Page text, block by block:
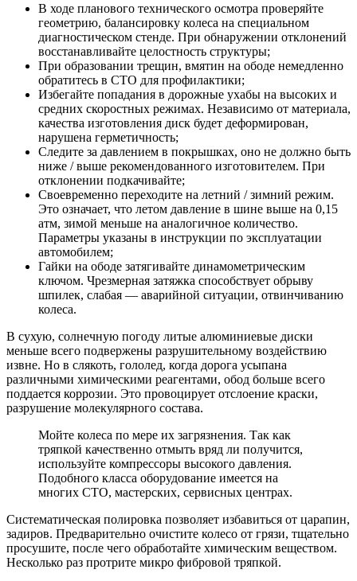
В ходе планового технического осмотра проверяйте
геометрию, балансировку колеса на специальном
диагностическом стенде. При обнаружении отклонений
восстанавливайте целостность структуры;
При образовании трещин, вмятин на ободе немедленно
обратитесь в СТО для профилактики;
Избегайте попадания в дорожные ухабы на высоких и
средних скоростных режимах. Независимо от материала,
качества изготовления диск будет деформирован,
нарушена герметичность;
Следите за давлением в покрышках, оно не должно быть
ниже / выше рекомендованного изготовителем. При
отклонении подкачивайте;
Своевременно переходите на летний / зимний режим.
Это означает, что летом давление в шине выше на 0,15
атм, зимой меньше на аналогичное количество.
Параметры указаны в инструкции по эксплуатации
автомобилем;
Гайки на ободе затягивайте динамометрическим
ключом. Чрезмерная затяжка способствует обрыву
шпилек, слабая — аварийной ситуации, отвинчиванию
колеса.
В сухую, солнечную погоду литые алюминиевые диски
меньше всего подвержены разрушительному воздействию
извне. Но в слякоть, гололед, когда дорога усыпана
различными химическими реагентами, обод больше всего
поддается коррозии. Это провоцирует отслоение краски,
разрушение молекулярного состава.
Мойте колеса по мере их загрязнения. Так как
тряпкой качественно отмыть вряд ли получится,
используйте компрессоры высокого давления.
Подобного класса оборудование имеется на
многих СТО, мастерских, сервисных центрах.
Систематическая полировка позволяет избавиться от царапин,
задиров. Предварительно очистите колесо от грязи, тщательно
просушите, после чего обработайте химическим веществом.
Несколько раз протрите микро фибровой тряпкой.